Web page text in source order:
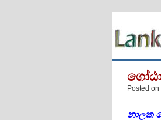
Posted
නාලක